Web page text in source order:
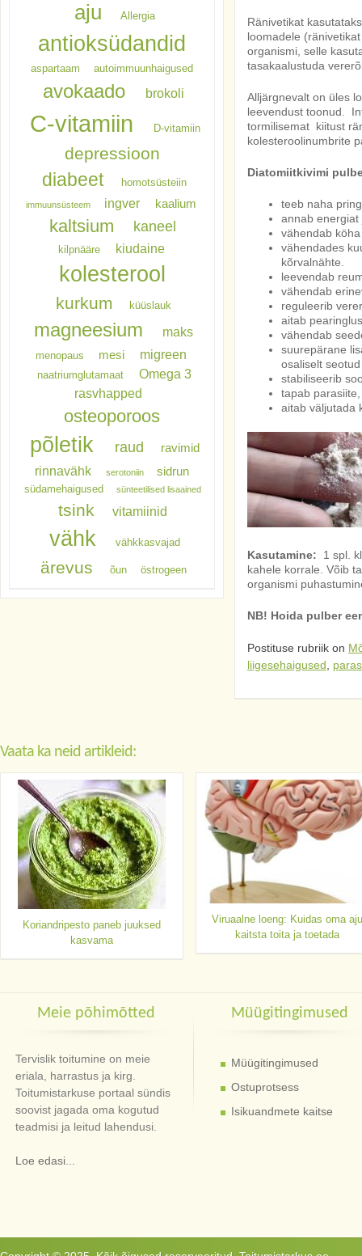
Ränivetikat
loomadele
organismi, selle
tasakaalustuda
Alljärgnevalt on üles
leevendust toonud.
tormilisemat kiitust
kolesteroolinumbrite
Diatomiitkivimi
teeb naha
annab
vähendab
vähendades
kõrvalnähte.
leevendab
vähendab
reguleerib
aitab
vähendab
suurepärane
osaliselt
stabiliseerib
tapab
aitab väljutada
Kasutamine: 1 spl.
kahele korrale. Võib
organismi
NB! Hoida pulber
Postituse rubriik on
liigesehaigused
aju Allergia
antioksüdandid
aspartaam autoimmuunhaigused
avokaado brokoli
C-vitamiin D-vitamiin
depressioon
diabeet homotsüsteiin
immuunsüsteem ingver kaalium
kaltsium kaneel
kilpnääre kiudaine
kolesterool
kurkum küüslauk
magneesium maks
menopaus mesi migreen
naatriumglutamaat
Omega 3
rasvhapped
osteoporoos
põletik raud ravimid
rinnavähk serotoniin sidrun
südamehaigused sünteetilised lisaained
tsink vitamiinid
vähk vähkkasvajad
ärevus õun östrogeen
Vaata ka neid artikleid:
Koriandripesto paneb juuksed
kasvama
Viruaalne loeng: Kuidas oma aju
kaitsta toita ja toetada
Meie põhimõtted
Tervislik toitumine on meie
eriala, harrastus ja kirg.
Toitumistarkuse portaal sündis
soovist jagada oma kogutud
teadmisi ja leitud lahendusi.
Loe edasi...
Müügitingimused
Müügitingimused
Ostuprotsess
Isikuandmete kaitse